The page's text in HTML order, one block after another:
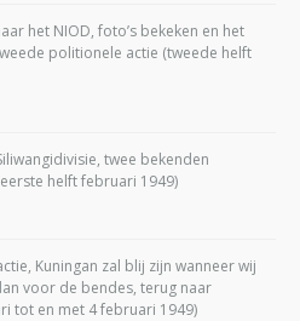
het NIOD, foto’s bekeken en het
politionele actie (tweede helft
twee bekenden
helft februari 1949)
Kuningan zal blij zijn wanneer wij
voor de bendes, terug naar
tot en met 4 februari 1949)